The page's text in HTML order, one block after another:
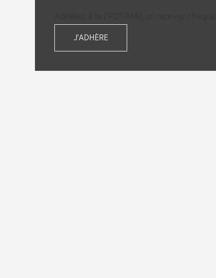
J'ADHÈRE